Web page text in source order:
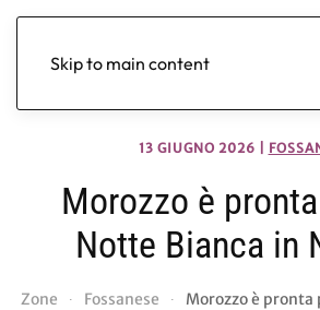
Skip to main content
13 GIUGNO 2026
Morozzo è
Notte Bianca in
Zone Fossanese
Morozzo è pronta